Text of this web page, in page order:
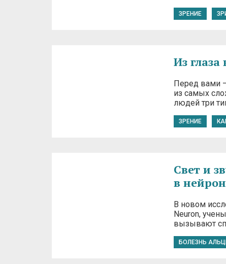
ЗРЕНИЕ
Из глаза
Перед вами
из самых
людей три
ЗРЕНИЕ
Свет и
в
В новом
Neuron,
вызывают
БОЛЕЗНЬ